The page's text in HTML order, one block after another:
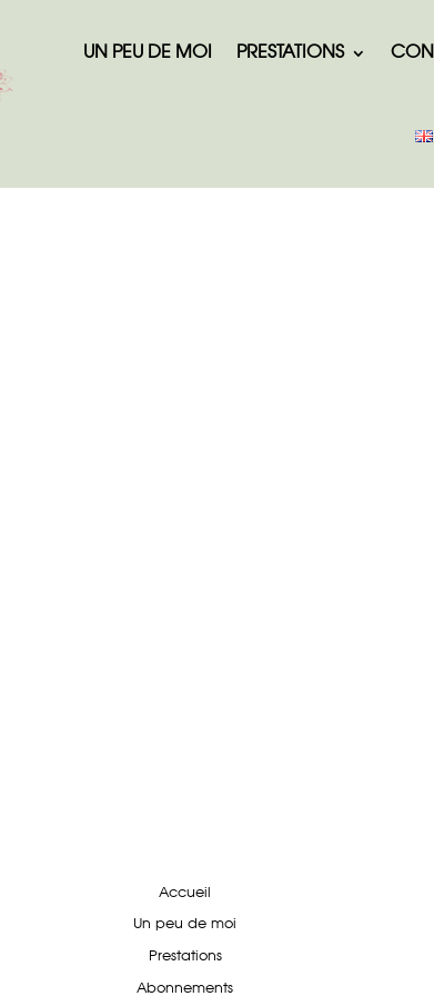
UN PEU DE MOI PRESTATIONS
Accueil
Un peu de moi
Prestations
Abonnements